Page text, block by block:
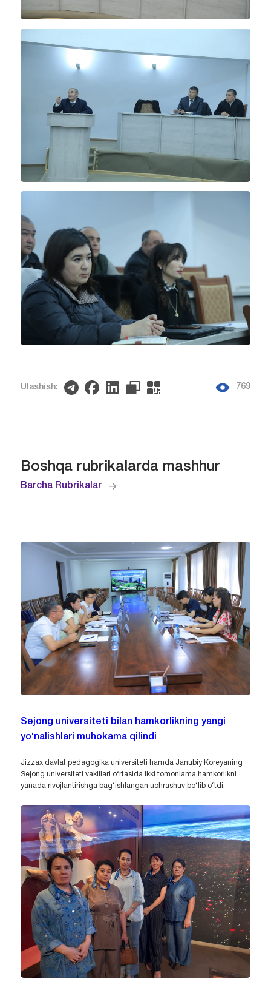
Ulashish: 769
Boshqa rubrikalarda mashhur
Barcha Rubrikalar
Sejong universiteti bilan hamkorlikning yangi
yo‘nalishlari muhokama qilindi
Jizzax davlat pedagogika universiteti hamda Janubiy Koreyaning
Sejong universiteti vakillari o‘rtasida ikki tomonlama hamkorlikni
yanada rivojlantirishga bag‘ishlangan uchrashuv bo‘lib o‘tdi.